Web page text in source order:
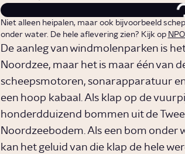
Niet alleen heipalen, maar ook bijvoorbeeld
onder water. De hele aflevering zien? Kijk op
De aanleg van windmolenparken is
Noordzee, maar het is maar één van
scheepsmotoren, sonarapparatuur
een hoop kabaal. Als klap op de
honderdduizend bommen uit de
Noordzeebodem. Als een bom
kan het geluid van die klap de hele